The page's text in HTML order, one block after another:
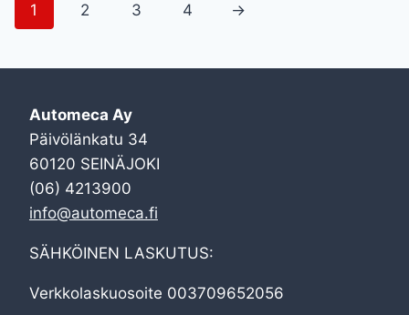
1 2 3 4 →
Automeca Ay
Päivölänkatu 34
60120 SEINÄJOKI
(06) 4213900
info@automeca.fi
SÄHKÖINEN LASKUTUS:
Verkkolaskuosoite 003709652056